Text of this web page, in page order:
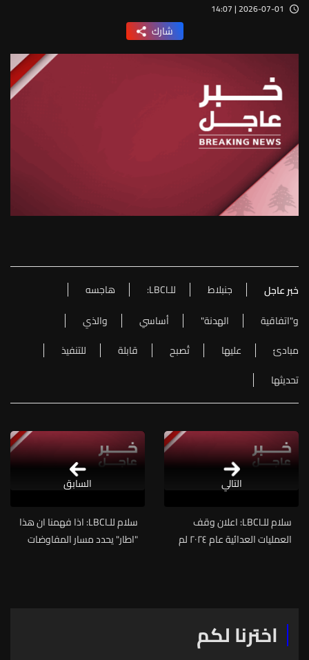
2026-07-01 | 14:07
شارك
خبر عاجل جنبلاط للـLBCI:
هاجسه
و"اتفاقية
الهدنة" أساسي
والذي
مبادئ
عليها تُصبح قابلة
للتنفيذ
تحديثها
التالي
سلام للـLBCI: اعلان وقف
العمليات العدائية عام ٢٠٢٤ لم
سلام للـLBCI: اذا فهمنا ان هذا
"اطار" يحدد مسار المفاوضات
السابق
اخترنا لكم